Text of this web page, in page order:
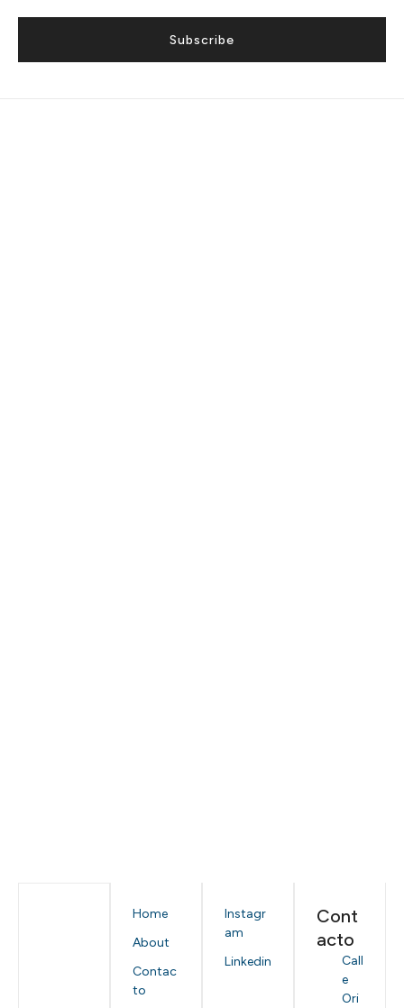
Subscribe
Home
About
Contac
to
Instagr
am
Linkedin
Cont
acto
Call
e
Ori